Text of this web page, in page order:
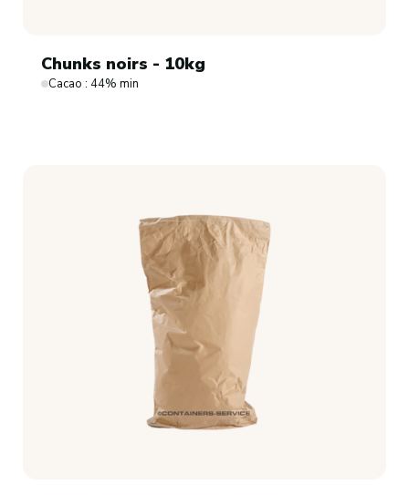
Chunks noirs - 10kg
Cacao : 44% min